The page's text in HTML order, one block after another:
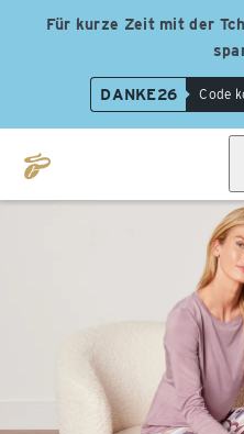
Für kurze Zeit mit der
DANKE26 Code